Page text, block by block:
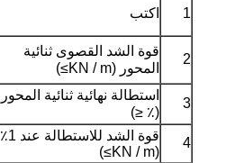
1 اكتب
2
قوة الشد القصوى ثنائية
المحور (KN / m≥)
3
استطالة نهائية ثنائية المحور
(٪ ≤)
4
قوة الشد للاستطالة عند 1٪
(KN / m≥)